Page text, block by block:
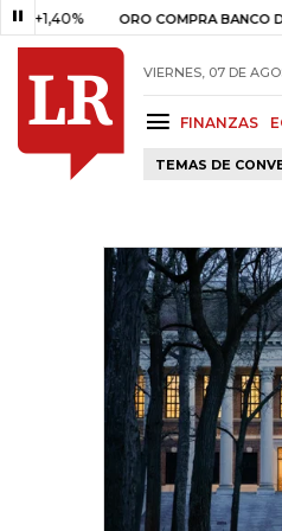
ORO COMPRA BANCO DE LA
VIERNES, 07 DE
FINANZAS
TEMAS DE